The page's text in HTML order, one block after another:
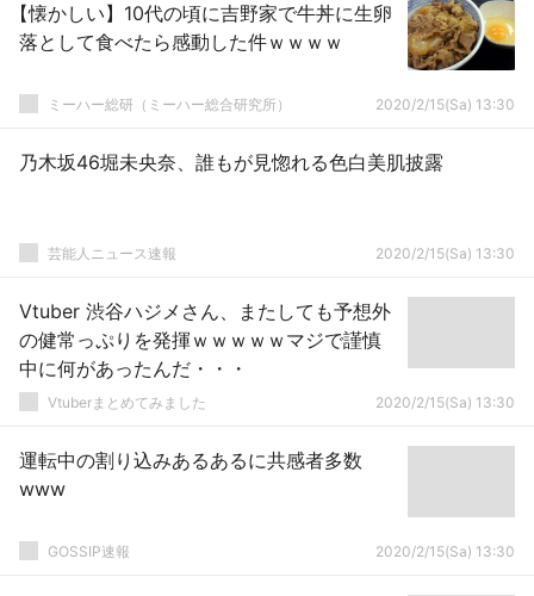
【懐かしい】10代の頃に吉野家で牛丼に生卵
落として食べたら感動した件ｗｗｗｗ
ミーハー総研（ミーハー総合研究所） 2020/2/15(Sa) 13:30
乃木坂46堀未央奈、誰もが見惚れる色白美肌披露
芸能人ニュース速報 2020/2/15(Sa) 13:30
Vtuber 渋谷ハジメさん、またしても予想外
の健常っぷりを発揮ｗｗｗｗｗマジで謹慎
中に何があったんだ・・・
Vtuberまとめてみました 2020/2/15(Sa) 13:30
運転中の割り込みあるあるに共感者多数
www
GOSSIP速報 2020/2/15(Sa) 13:30